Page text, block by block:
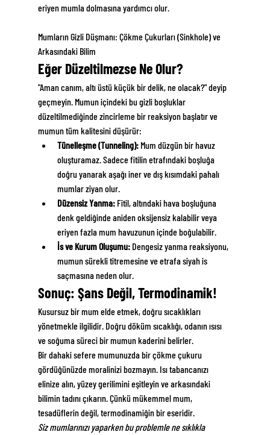
eriyen mumla dolmasına yardımcı olur.
Mumların Gizli Düşmanı: Çökme Çukurları (Sinkhole) ve
Arkasındaki Bilim
Eğer Düzeltilmezse Ne Olur?
"Aman canım, altı üstü küçük bir delik, ne olacak?" deyip
geçmeyin. Mumun içindeki bu gizli boşluklar
düzeltilmediğinde zincirleme bir reaksiyon başlatır ve
mumun tüm kalitesini düşürür:
Tünelleşme (Tunneling): Mum düzgün bir havuz
oluşturamaz. Sadece fitilin etrafındaki boşluğa
doğru yanarak aşağı iner ve dış kısımdaki pahalı
mumlar ziyan olur.
Düzensiz Yanma: Fitil, altındaki hava boşluğuna
denk geldiğinde aniden oksijensiz kalabilir veya
eriyen fazla mum havuzunun içinde boğulabilir.
İs ve Kurum Oluşumu: Dengesiz yanma reaksiyonu,
mumun sürekli titremesine ve etrafa siyah is
saçmasına neden olur.
Sonuç: Şans Değil, Termodinamik!
Kusursuz bir mum elde etmek, doğru sıcaklıkları
yönetmekle ilgilidir. Doğru döküm sıcaklığı, odanın ısısı
ve soğuma süreci bir mumun kaderini belirler.
Bir dahaki sefere mumunuzda bir çökme çukuru
gördüğünüzde moralinizi bozmayın. Isı tabancanızı
elinize alın, yüzey gerilimini eşitleyin ve arkasındaki
bilimin tadını çıkarın. Çünkü mükemmel mum,
tesadüflerin değil, termodinamiğin bir eseridir.
Siz mumlarınızı yaparken bu problemle ne sıklıkla